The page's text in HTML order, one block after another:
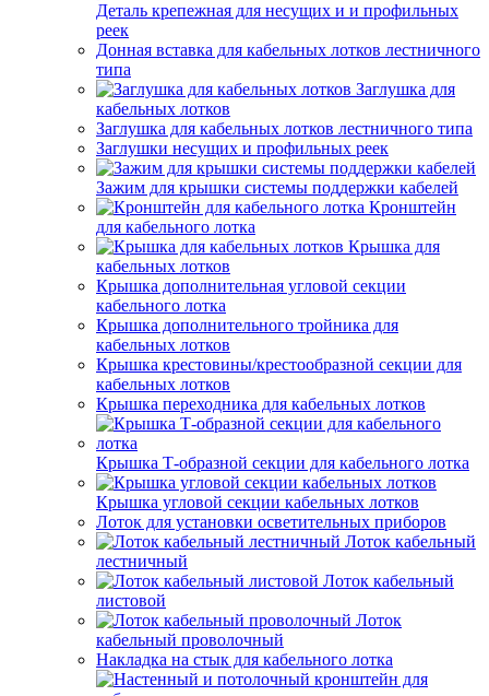
Деталь крепежная для несущих и и профильных
реек
Донная вставка для кабельных лотков лестничного
типа
Заглушка для
кабельных лотков
Заглушка для кабельных лотков лестничного типа
Заглушки несущих и профильных реек
Зажим для крышки системы поддержки кабелей
Кронштейн
для кабельного лотка
Крышка для
кабельных лотков
Крышка дополнительная угловой секции
кабельного лотка
Крышка дополнительного тройника для
кабельных лотков
Крышка крестовины/крестообразной секции для
кабельных лотков
Крышка переходника для кабельных лотков
Крышка Т-образной секции для кабельного лотка
Крышка угловой секции кабельных лотков
Лоток для установки осветительных приборов
Лоток кабельный
лестничный
Лоток кабельный
листовой
Лоток
кабельный проволочный
Накладка на стык для кабельного лотка